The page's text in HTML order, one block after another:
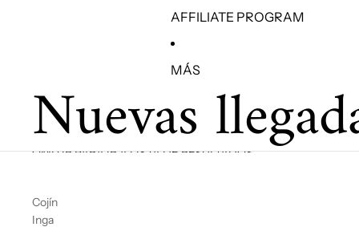
AFFILIATE PROGRAM
MÁS
Nuevas
OMITIR PARA IR A LISTA DE RESULTADOS
Cojín
Inga